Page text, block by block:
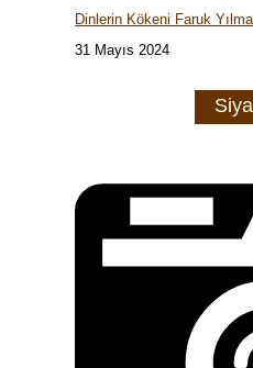
Dinlerin Kökeni Faruk
31 Mayıs 2024